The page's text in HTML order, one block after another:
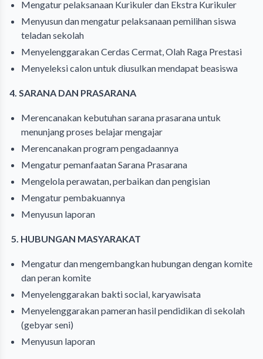
Mengatur pelaksanaan Kurikuler dan Ekstra Kurikuler
Menyusun dan mengatur pelaksanaan pemilihan siswa
teladan sekolah
Menyelenggarakan Cerdas Cermat, Olah Raga Prestasi
Menyeleksi calon untuk diusulkan mendapat beasiswa
4. SARANA DAN PRASARANA
Merencanakan kebutuhan sarana prasarana untuk
menunjang proses belajar mengajar
Merencanakan program pengadaannya
Mengatur pemanfaatan Sarana Prasarana
Mengelola perawatan, perbaikan dan pengisian
Mengatur pembakuannya
Menyusun laporan
5. HUBUNGAN MASYARAKAT
Mengatur dan mengembangkan hubungan dengan komite
dan peran komite
Menyelenggarakan bakti social, karyawisata
Menyelenggarakan pameran hasil pendidikan di sekolah
(gebyar seni)
Menyusun laporan